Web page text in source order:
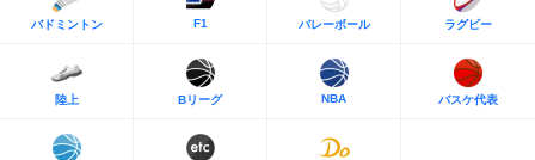
バドミントン F1 バレーボール ラグビー
陸上 Bリーグ NBA バスケ代表